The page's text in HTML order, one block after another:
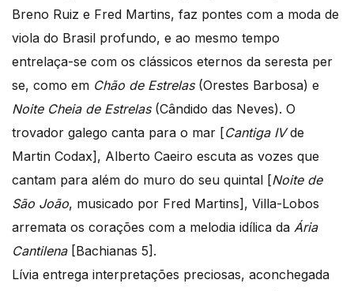
Breno Ruiz e Fred Martins, faz pontes com a moda de
viola do Brasil profundo, e ao mesmo tempo
entrelaça-se com os clássicos eternos da seresta per
se, como em Chão de Estrelas(Orestes Barbosa) e
Noite Cheia de Estrelas(Cândido das Neves). O
trovador galego canta para o mar [Cantiga IVde
Martin Codax], Alberto Caeiro escuta as vozes que
cantam para além do muro do seu quintal [Noite de
São João, musicado por Fred Martins], Villa-Lobos
arremata os corações com a melodia idílica da Ária
Cantilena[Bachianas 5].
Lívia entrega interpretações preciosas, aconchegada